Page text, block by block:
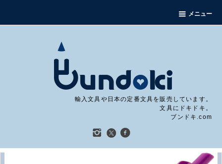
メニュー
輸入文具や日本の定番文具を販売しています。
文具にドキドキ。
ブンドキ.com